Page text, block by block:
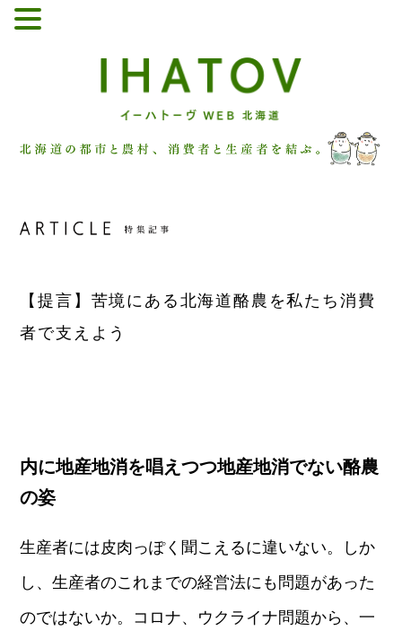
【提言】 苦境にある北海道酪農を私たち消費
者で支えよう
内に地産地消を唱えつつ地産地消でない酪農
の姿
生産者には皮肉っぽく聞こえるに違いない。しか
し、生産者のこれまでの経営法にも問題があった
のではないか。コロナ、ウクライナ問題から、一